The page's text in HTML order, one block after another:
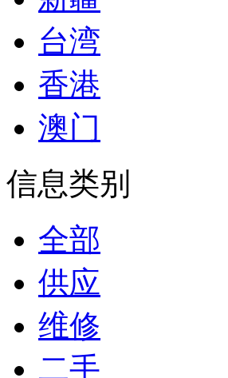
台湾
香港
澳门
信息类别
全部
供应
维修
二手